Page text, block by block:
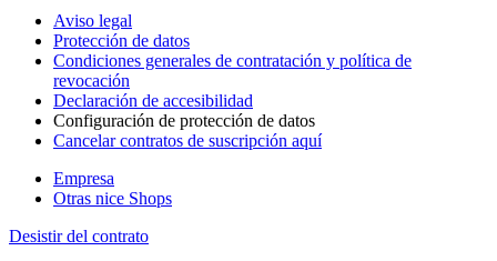
Aviso legal
Protección de datos
Condiciones generales de contratación y política de
revocación
Declaración de accesibilidad
Configuración de protección de datos
Cancelar contratos de suscripción aquí
Empresa
Otras nice Shops
Desistir del contrato